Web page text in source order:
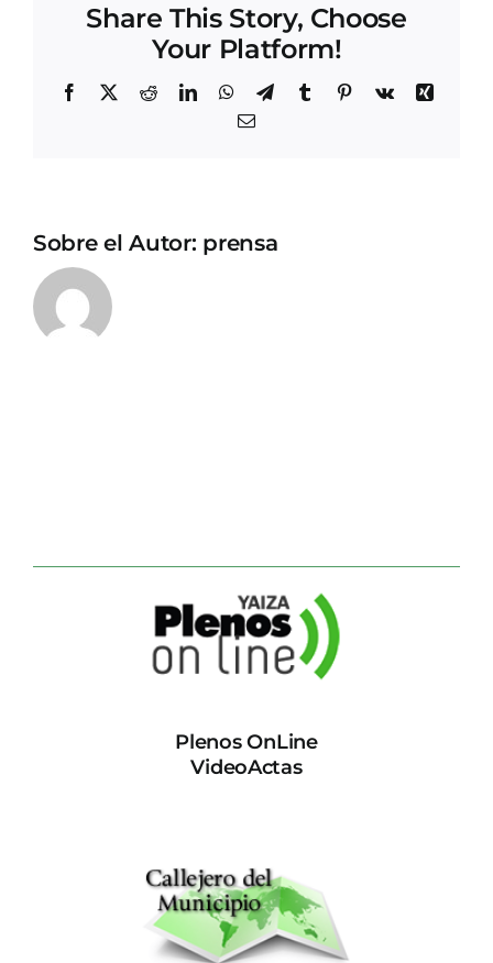
Share This Story, Choose
Your Platform!
Facebook
X RedditLinkedInWhatsApp
TelegramTumblrPinterest
Vk
Xing
Correo
Sobre el Autor: prensa
Plenos OnLine
VideoActas